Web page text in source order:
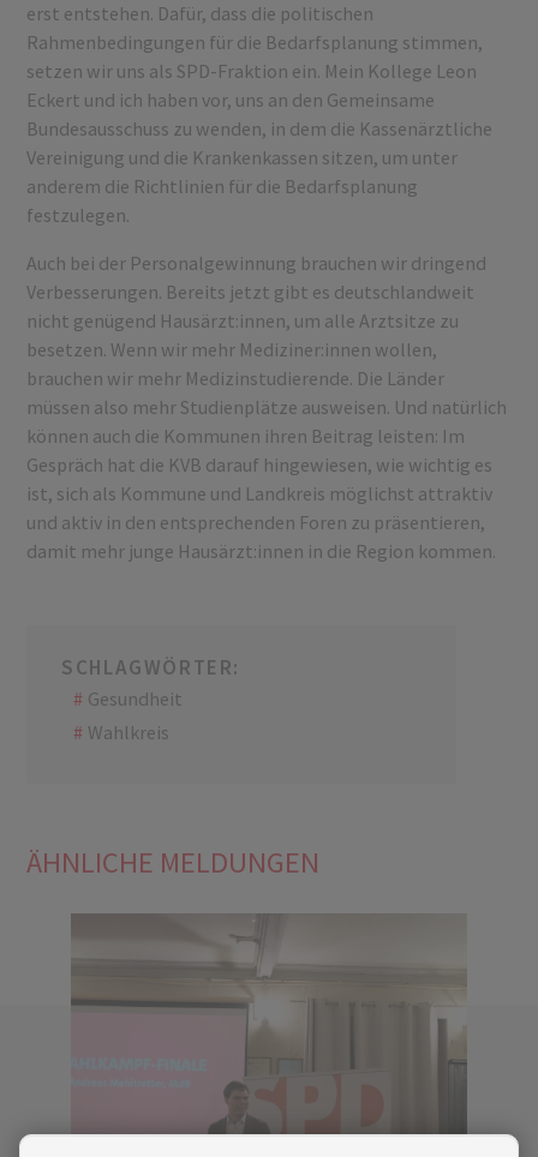
erst entstehen. Dafür, dass die politischen
Rahmenbedingungen für die Bedarfsplanung stimmen,
setzen wir uns als SPD-Fraktion ein. Mein Kollege Leon
Eckert und ich haben vor, uns an den Gemeinsame
Bundesausschuss zu wenden, in dem die Kassenärztliche
Vereinigung und die Krankenkassen sitzen, um unter
anderem die Richtlinien für die Bedarfsplanung
festzulegen.
Auch bei der Personalgewinnung brauchen wir dringend
Verbesserungen. Bereits jetzt gibt es deutschlandweit
nicht genügend Hausärzt:innen, um alle Arztsitze zu
besetzen. Wenn wir mehr Mediziner:innen wollen,
brauchen wir mehr Medizinstudierende. Die Länder
müssen also mehr Studienplätze ausweisen. Und natürlich
können auch die Kommunen ihren Beitrag leisten: Im
Gespräch hat die KVB darauf hingewiesen, wie wichtig es
ist, sich als Kommune und Landkreis möglichst attraktiv
und aktiv in den entsprechenden Foren zu präsentieren,
damit mehr junge Hausärzt:innen in die Region kommen.
SCHLAGWÖRTER:
Gesundheit
Wahlkreis
ÄHNLICHE MELDUNGEN